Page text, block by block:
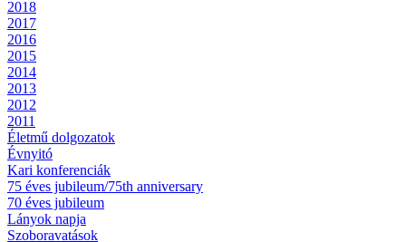
2018
2017
2016
2015
2014
2013
2012
2011
Életmű dolgozatok
Évnyitó
Kari konferenciák
75 éves jubileum/75th anniversary
70 éves jubileum
Lányok napja
Szoboravatások